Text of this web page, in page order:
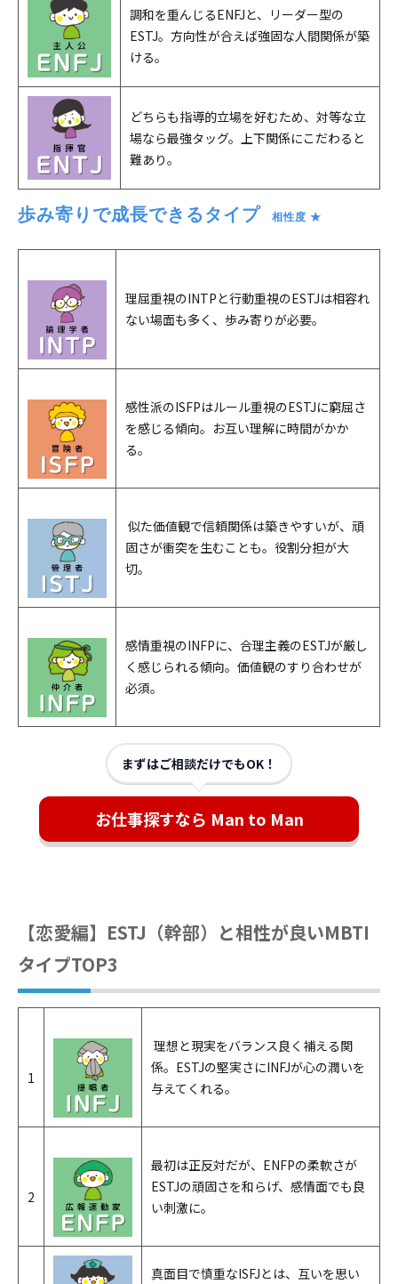
調和を重んじるENFJと、リーダー型の
ESTJ。方向性が合えば強固な人間関係が築
ける。
どちらも指導的立場を好むため、対等な立
場なら最強タッグ。上下関係にこだわると
難あり。
歩み寄りで成長できるタイプ 相性度 ★
理屈重視のINTPと行動重視のESTJは相容れ
ない場面も多く、歩み寄りが必要。
感性派のISFPはルール重視のESTJに窮屈さ
を感じる傾向。お互い理解に時間がかか
る。
似た価値観で信頼関係は築きやすいが、頑
固さが衝突を生むことも。役割分担が大
切。
感情重視のINFPに、合理主義のESTJが厳し
く感じられる傾向。価値観のすり合わせが
必須。
まずはご相談だけでもOK！
お仕事探すなら Man to Man
【恋愛編】ESTJ（幹部）と相性が良いMBTI
タイプTOP3
1
理想と現実をバランス良く補える関
係。ESTJの堅実さにINFJが心の潤いを
与えてくれる。
2
最初は正反対だが、ENFPの柔軟さが
ESTJの頑固さを和らげ、感情面でも良
い刺激に。
真面目で慎重なISFJとは、互いを思い